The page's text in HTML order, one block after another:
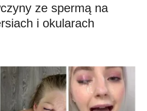
ze spermą na
i okularach